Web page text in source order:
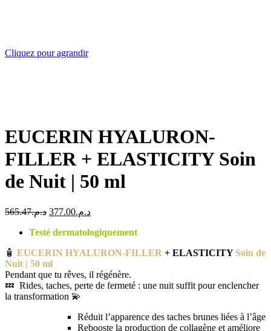
Cliquez pour agrandir
EUCERIN HYALURON-
FILLER + ELASTICITY Soin
de Nuit | 50 ml
د.م.565.47
Le
initial
د.م.565.47.
د.م.377.00
Le
actuel
د.م.377.00.
Testé dermatologiquement
🧴 EUCERIN HYALURON-FILLER + ELASTICITYSoin de
Nuit | 50 ml
Pendant que tu rêves, il régénère.
💤 Rides, taches, perte de fermeté : une nuit suffit pour enclencher
la transformation 💫
Réduit l’apparence des taches brunes liées à l’âge
Rebooste la production de collagène et améliore